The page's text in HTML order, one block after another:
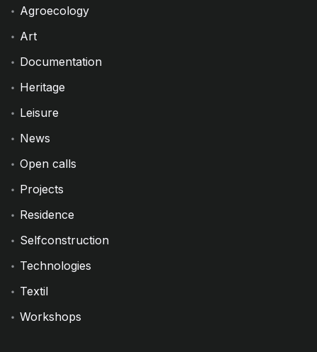
Agroecology
Art
Documentation
Heritage
Leisure
News
Open calls
Projects
Residence
Selfconstruction
Technologies
Textil
Workshops